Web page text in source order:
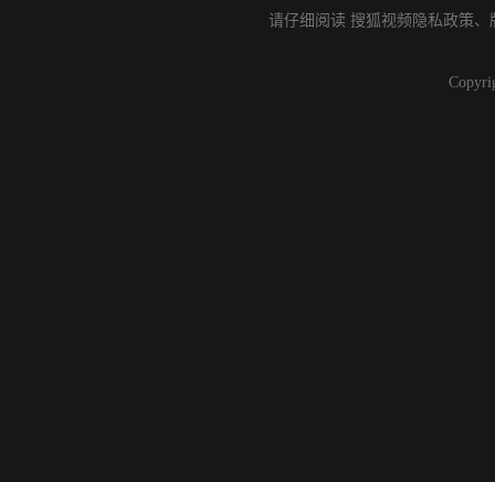
请仔细阅读 搜狐视频隐私政策、